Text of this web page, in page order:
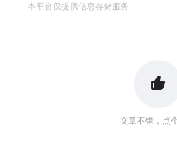
本平台仅提供信息存储服务
文章不错，点